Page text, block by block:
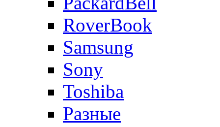
RoverBook
Samsung
Sony
Toshiba
Разные